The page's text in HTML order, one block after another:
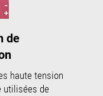
de
haute tension
utilisées de